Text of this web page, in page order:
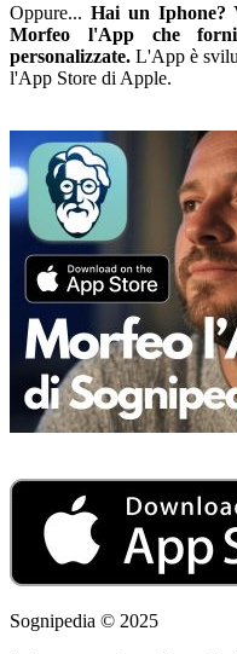
Oppure... Hai un Iphone?
Morfeo l'App che
personalizzate. L'App è
l'App Store di Apple.
Sognipedia © 2025